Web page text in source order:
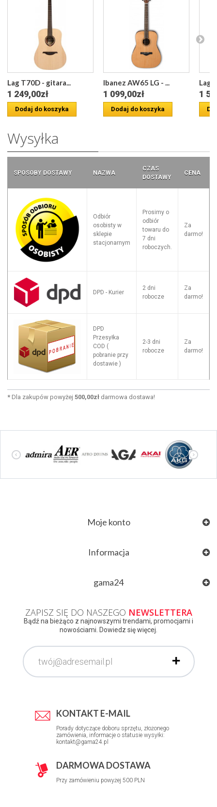
Lag T70D - gitara...
1 249,00zł
Dodaj do koszyka
Ibanez AW65 LG - ...
1 099,00zł
Dodaj do koszyka
Lag
1
Wysyłka
SPOSOBY DOSTAWY NAZWA
CZAS
DOSTAWY
CENA
Odbiór
osobisty w
sklepie
stacjonarnym
Prosimy o
odbiór
towaru do
7 dni
roboczych.
Za
darmo!
DPD - Kurier
2 dni
robocze
Za
darmo!
DPD
Przesyłka
COD (
pobranie przy
dostawie )
2-3 dni
robocze
Za
darmo!
* Dla zakupów powyżej 500,00zł darmowa dostawa!
Moje konto
Informacja
gama24
ZAPISZ SIĘ DO NASZEGO NEWSLETTERA
Bądź na bieżąco z najnowszymi trendami, promocjami i
nowościami. Dowiedz się więcej.
KONTAKT E-MAIL
Porady dotyczące doboru sprzętu, złożonego
zamówienia, informacje o statusie wysyłki:
kontakt@gama24.pl
DARMOWA DOSTAWA
Przy zamówieniu powyżej 500 PLN